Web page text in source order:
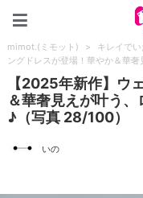
mimot.(ミモット) > キレイでい
ングドレスが登場！華やか＆華
【2025年新作】ウ
＆華奢見えが叶う
♪（写真 28/100）
いの